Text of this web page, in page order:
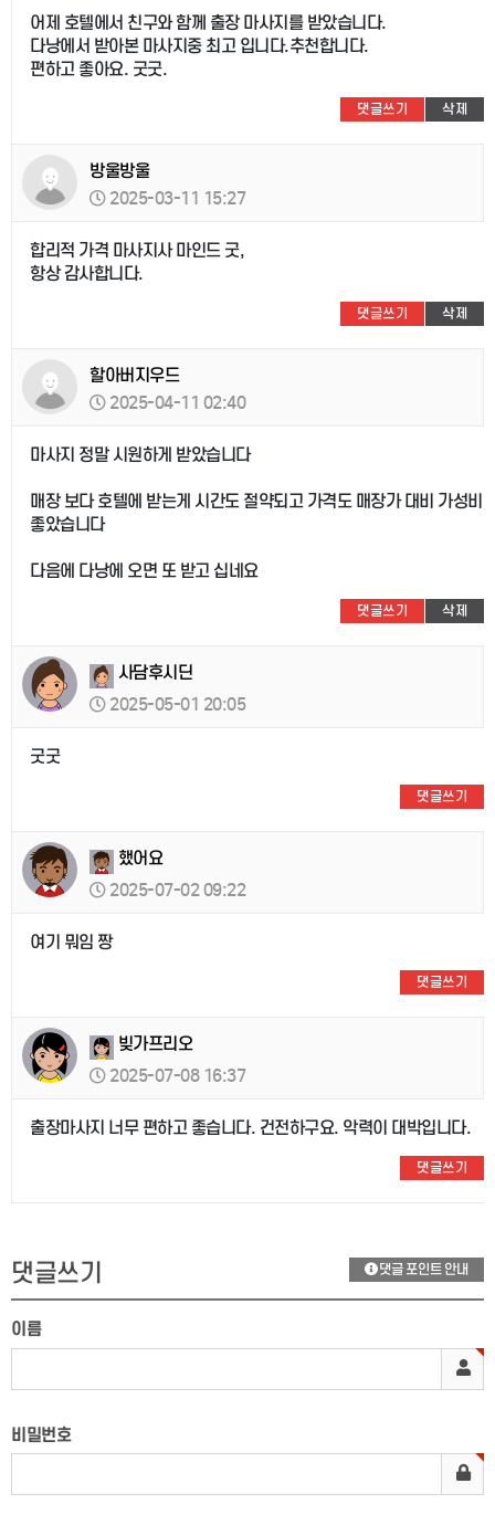
어제 호텔에서 친구와 함께 출장 마사지를 받았습니다.
다낭에서 받아본 마사지중 최고 입니다.추천합니다.
편하고 좋아요. 굿굿.
댓글쓰기 삭제
방울방울
2025-03-11 15:27
합리적 가격 마사지사 마인드 굿,
항상 감사합니다.
댓글쓰기 삭제
할아버지우드
2025-04-11 02:40
마사지 정말 시원하게 받았습니다
매장 보다 호텔에 받는게 시간도 절약되고 가격도 매장가 대비 가성비
좋았습니다
다음에 다낭에 오면 또 받고 십네요
댓글쓰기 삭제
사담후시딘
2025-05-01 20:05
굿굿
댓글쓰기
했어요
2025-07-02 09:22
여기 뭐임 짱
댓글쓰기
빚가프리오
2025-07-08 16:37
출장마사지 너무 편하고 좋습니다. 건전하구요. 악력이 대박입니다.
댓글쓰기
댓글쓰기 댓글 포인트 안내
이름
비밀번호